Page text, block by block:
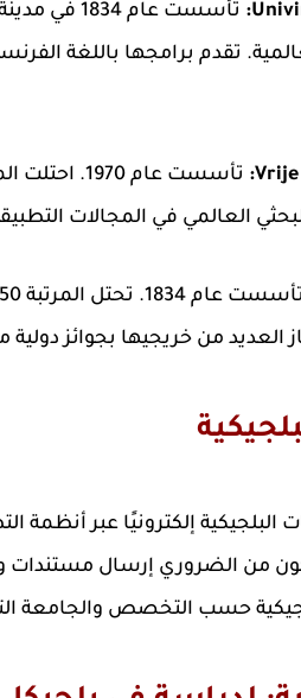
تأسست عام
تقدم برامجها باللغة
العالمي في المجالات
إلكترونيًا عبر أنظمة
من الضروري إرسال
حسب التخصص والجامعة